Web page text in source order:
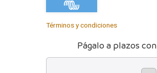
Términos y condiciones
Págalo a plazos con